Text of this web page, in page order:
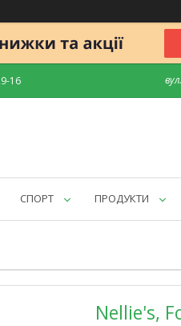
16
СПОРТ ПРОДУКТИ
Nellie's,